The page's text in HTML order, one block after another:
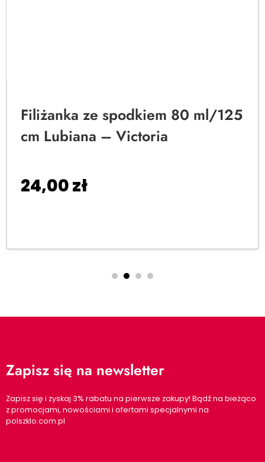
Filiżanka ze spodkiem 80 ml/125
cm Lubiana – Victoria
24,00zł
Zapisz się na newsletter
Zapisz się i zyskaj 3% rabatu na pierwsze zakupy! Bądź na bieżąco
z promocjami, nowościami i ofertami specjalnymi na
polszklo.com.pl